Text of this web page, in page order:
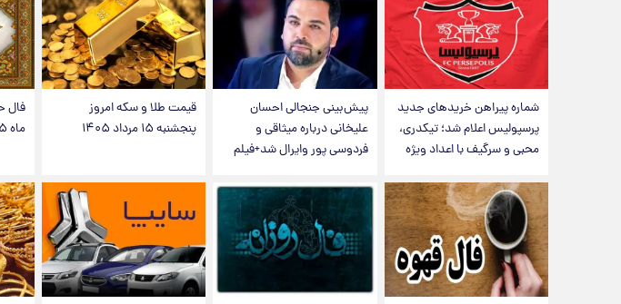
شماره پیراهن خریدهای جدید
پرسپولیس اعلام شد؛ تیکدری،
محبی و سرگیف با اعداد ویژه
پیش‌بینی جنجالی احسان
علیخانی درباره میثاقی و
فردوسی پور وایرال شد+فیلم
قیمت طلا و سکه امروز
پنجشنبه ۱۵ مرداد ۱۴۰۵
ماه ۱۴۰۵